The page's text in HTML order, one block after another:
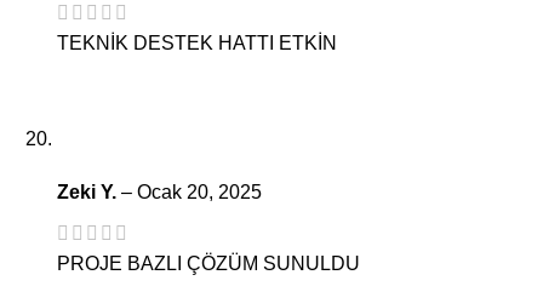
TEKNİK DESTEK HATTI ETKİN
Zeki Y. – Ocak 20, 2025
PROJE BAZLI ÇÖZÜM SUNULDU